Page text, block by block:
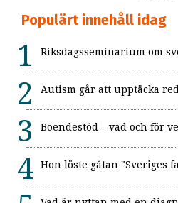
Populärt innehåll idag
Riksdagsseminarium om
Autism går att upptäcka
Boendestöd – vad och för
Hon löste gåtan "Sveriges